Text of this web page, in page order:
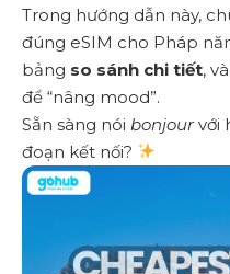
Trong hướng dẫn này,
đúng eSIM cho Pháp
bảng so sánh chi tiết,
để “nâng mood”.
Sẵn sàng nói bonjourvới
đoạn kết nối?